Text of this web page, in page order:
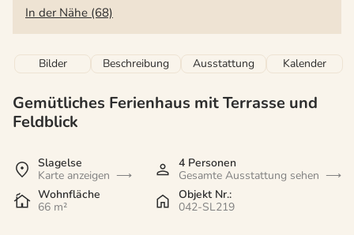
In der Nähe (68)
Bilder Beschreibung Ausstattung Kalender
Gemütliches Ferienhaus mit Terrasse und
Feldblick
Slagelse
Karte anzeigen
4 Personen
Gesamte Ausstattung sehen
Wohnfläche
66 m²
Objekt Nr.:
042-SL219